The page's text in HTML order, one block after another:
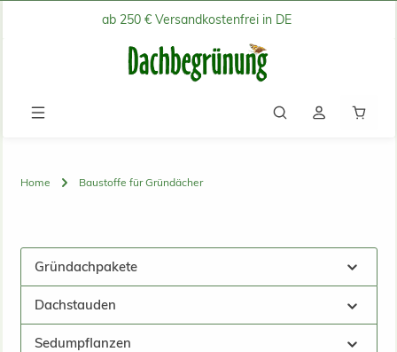
Zum Hauptinhalt springenab 250 € Versandkostenfrei in DE
Home Baustoffe für Gründächer
Gründachpakete
Dachstauden
Sedumpflanzen